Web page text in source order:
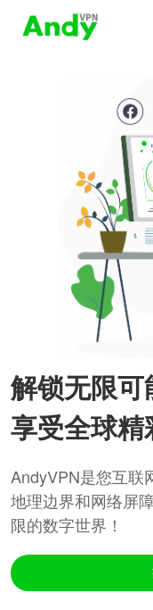
解锁无限可
享受全球精
AndyVPN是您互联
地理边界和网络屏
限的数字世界！